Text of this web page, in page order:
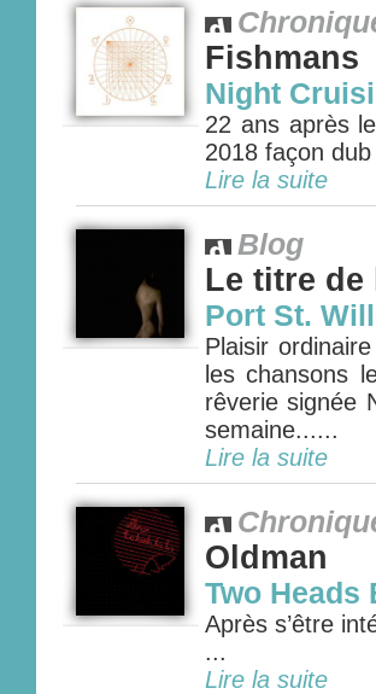
Fishmans
Night
22 ans après
2018 façon
Lire la suite
Blog
Le titre de
Port St.
Plaisir
les chansons
rêverie signée
semaine......
Lire la suite
Oldman
Two Heads
Après s’être
...
Lire la suite